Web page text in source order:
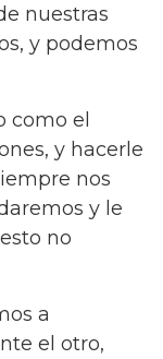
nuestras
y podemos
como el
y hacerle
nos
y le
no
a
el otro,